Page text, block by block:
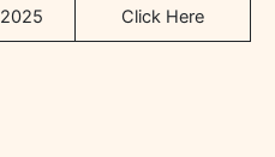
2025 Click Here